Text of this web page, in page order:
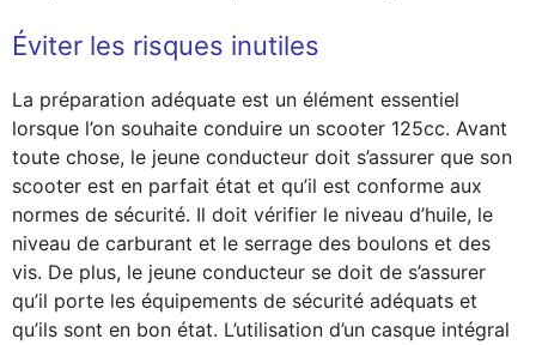
Éviter les risques inutiles
La préparation adéquate est un élément essentiel
lorsque l’on souhaite conduire un scooter 125cc. Avant
toute chose, le jeune conducteur doit s’assurer que son
scooter est en parfait état et qu’il est conforme aux
normes de sécurité. Il doit vérifier le niveau d’huile, le
niveau de carburant et le serrage des boulons et des
vis. De plus, le jeune conducteur se doit de s’assurer
qu’il porte les équipements de sécurité adéquats et
qu’ils sont en bon état. L’utilisation d’un casque intégral